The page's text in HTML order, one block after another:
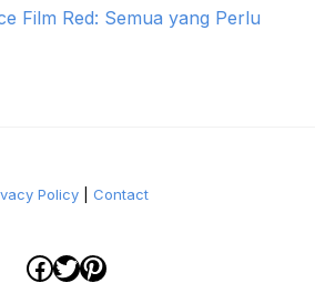
Film Red: Semua yang Perlu
Policy
Contact
Facebook
Twitter
Pinterest